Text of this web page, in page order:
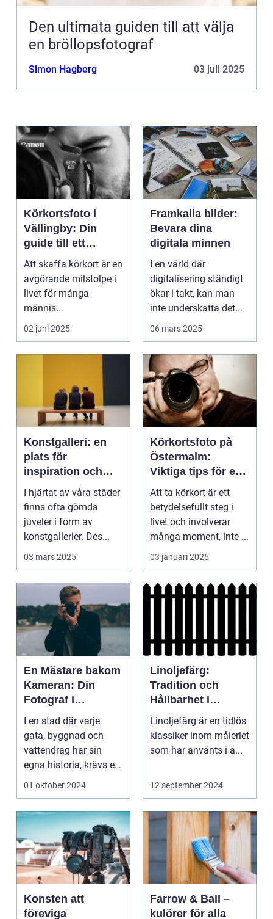
Den ultimata guiden till att välja
en bröllopsfotograf
Simon Hagberg 03 juli 2025
Körkortsfoto i
Vällingby: Din
guide till ett
perfekt foto
Att skaffa körkort är en
avgörande milstolpe i
livet för många
männis...
02 juni 2025
Framkalla bilder:
Bevara dina
digitala minnen
I en värld där
digitalisering ständigt
ökar i takt, kan man
inte underskatta det...
06 mars 2025
Konstgalleri: en
plats för
inspiration och
kreativ upplevelse
I hjärtat av våra städer
finns ofta gömda
juveler i form av
konstgallerier. Des...
03 mars 2025
Körkortsfoto på
Östermalm:
Viktiga tips för en
perfekt bild
Att ta körkort är ett
betydelsefullt steg i
livet och involverar
många moment, inte ...
03 januari 2025
En Mästare bakom
Kameran: Din
Fotograf i
Stockholm
I en stad där varje
gata, byggnad och
vattendrag har sin
egna historia, krävs en
riktig ko...
01 oktober 2024
Linoljefärg:
Tradition och
Hållbarhet i
Modern Tappning
Linoljefärg är en tidlös
klassiker inom måleriet
som har använts i å...
12 september 2024
Konsten att
föreviga
Farrow & Ball –
kulörer för alla